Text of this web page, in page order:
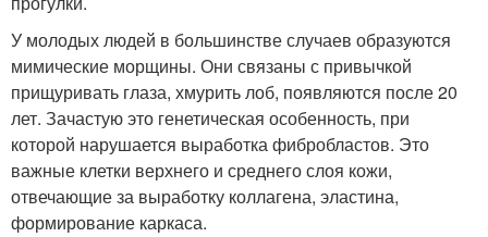
У молодых людей в большинстве случаев образуются
мимические морщины. Они связаны с привычкой
прищуривать глаза, хмурить лоб, появляются после 20
лет. Зачастую это генетическая особенность, при
которой нарушается выработка фибробластов. Это
важные клетки верхнего и среднего слоя кожи,
отвечающие за выработку коллагена, эластина,
формирование каркаса.